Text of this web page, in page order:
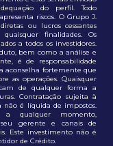
do perfil. Todo
riscos. O Grupo J.
ou lucros cessantes
finalidades. Os
a todos os investidores.
bem como a análise e
é de responsabilidade
aconselha fortemente que
as operações. Quaisquer
de qualquer forma a
Contratação sujeita à
não é líquida de impostos.
a qualquer momento,
gerente e canais de
Este investimento não é
de Crédito.